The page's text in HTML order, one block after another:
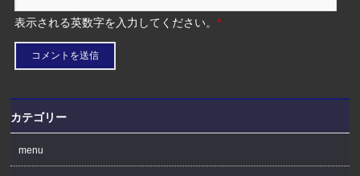
表示される英数字を入力してください。*
カテゴリー
menu